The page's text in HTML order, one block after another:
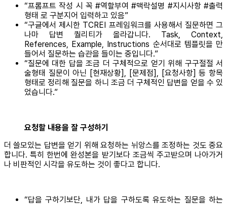
“프롬프트 작성 시 꼭 #역할부여 #맥락설명 #지시사항 #출력
형태 로 구분지어 입력하고 있음”
“구글에서 제시한 TCREI 프레임워크를 사용해서 질문하면 그
나마 답변 퀄리티가 올라갑니다. Task, Context,
References, Example, Instructions 순서대로 템플릿을 만
들어서 질문하는 습관을 들이는 중입니다.”
“질문에 대한 답을 조금 더 구체적으로 얻기 위해 구구절절 서
술형태 질문이 아닌 [현재상황], [문제점], [요청사항] 등 항목
형태로 정리해 질문을 하니 조금 더 구체적인 답변을 얻을 수 있
었습니다.”
요청할 내용을 잘 구성하기
더 쓸모있는 답변을 얻기 위해 요청하는 뉘앙스를 조정하는 것도 중요
합니다. 특히 한번에 완성본을 받기보다 조금씩 주고받으며 나아가거
나 비판적인 시각을 유도하는 것이 좋다고 합니다.
“답을 구하기보단, 내가 답을 구하도록 유도하는 질문을 하는